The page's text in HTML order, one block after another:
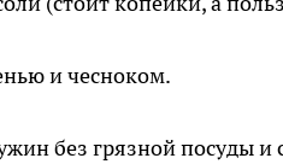
и чесноком.
без грязной посуды и